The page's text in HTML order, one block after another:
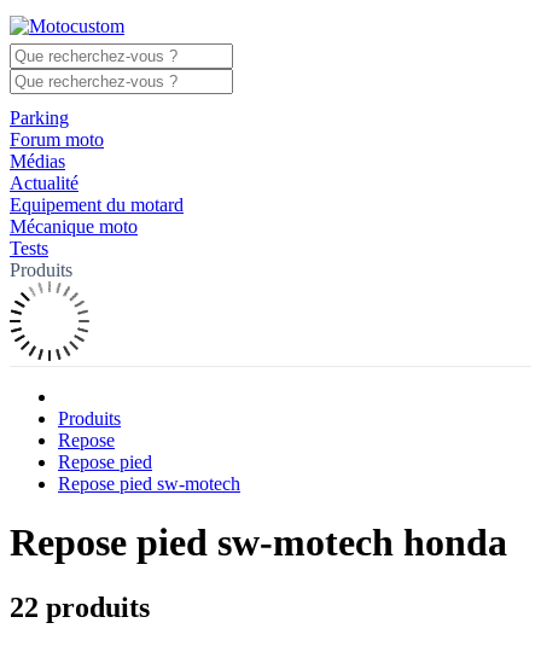
Parking
Forum moto
Médias
Actualité
Equipement du motard
Mécanique moto
Tests
Produits
Produits
Repose
Repose pied
Repose pied sw-motech
Repose pied sw-motech honda
22 produits